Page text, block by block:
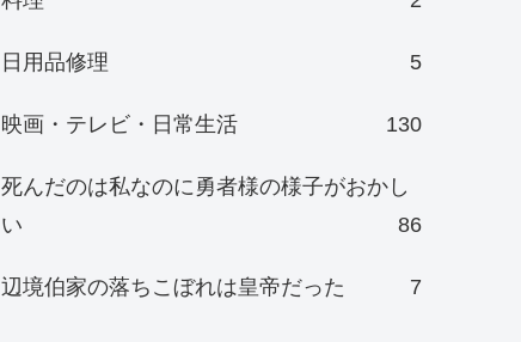
日用品修理 5
映画・テレビ・日常生活 130
死んだのは私なのに勇者様の様子がおかし
い
86
辺境伯家の落ちこぼれは皇帝だった 7